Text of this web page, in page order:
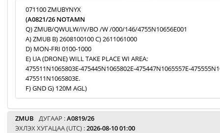
071100 ZMUBYNYX
(A0821/26 NOTAMN
Q) ZMUB/QWULW/IV/BO /W /000/146/4755N10656E001
A) ZMUB B) 2608100100 C) 2611061000
D) MON-FRI 0100-1000
E) UA (DRONE) WILL TAKE PLACE WI AREA:
475511N1065803E-475445N1065802E-475447N1065557E-
475511N1065803E.
F) GND G) 120M AGL)
ZMUB ДУГААР :A0819/26
ЭХЛЭХ ХУГАЦАА (UTC) :2026-08-10 01:00